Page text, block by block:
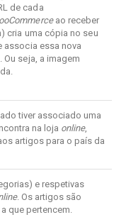
de cada
ao receber
cria uma cópia no seu
associa essa nova
seja, a imagem
tiver associado uma
na loja online,
artigos para o país da
e respetivas
. Os artigos são
que pertencem.